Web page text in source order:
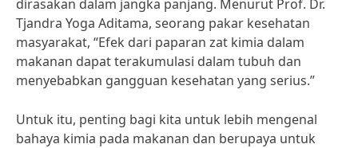
dirasakan dalam jangka panjang. Menurut Prof. Dr.
Tjandra Yoga Aditama, seorang pakar kesehatan
masyarakat, “Efek dari paparan zat kimia dalam
makanan dapat terakumulasi dalam tubuh dan
menyebabkan gangguan kesehatan yang serius.”
Untuk itu, penting bagi kita untuk lebih mengenal
bahaya kimia pada makanan dan berupaya untuk